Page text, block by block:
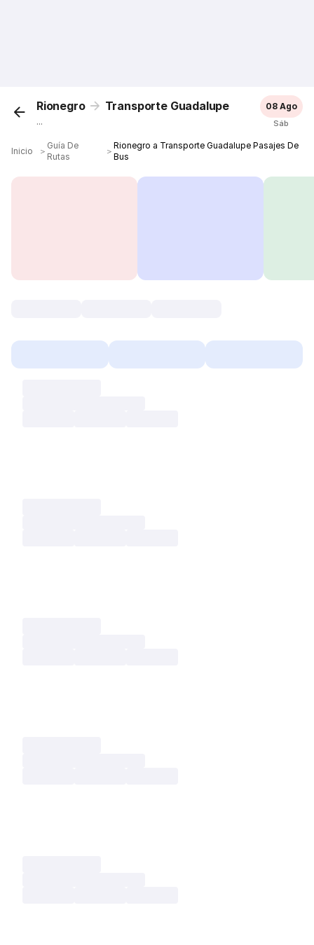
Rionegro Transporte Guadalupe
...
08 Ago
Sáb
Inicio ＞
Guía De
Rutas
＞
Rionegro a Transporte Guadalupe Pasajes De
Bus